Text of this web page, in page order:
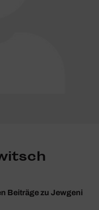
Beiträge zu Jewgeni